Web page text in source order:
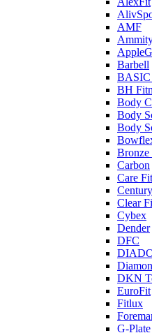
AMF
Barbell
BASIC
BH
Body
Body
Body
Carbon
Care
Century
Clear
Cybex
Dender
DFC
DKN
EuroFit
Fitlux
G-Plate